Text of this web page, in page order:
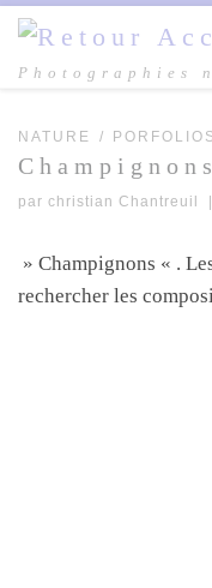
Passer au contenu
Photographies
NATURE
Champignons
par christian Chantreuil
» Champignons « .
rechercher les